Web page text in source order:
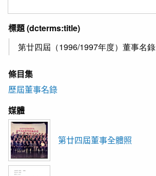
標題(dcterms:title)
第廿四屆（1996/1997年度）董事名錄
條目集
歷屆董事名錄
媒體
第廿四屆董事全體照